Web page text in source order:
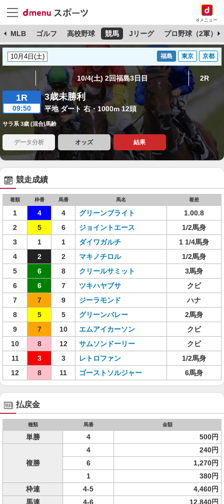
dメニュー
MLB ゴルフ 高校野球 競馬 Jリーグ プロ野球（2軍）
福島 東京 京都
10/4(土) 2回福島3日目 2R
1R
09:50
3歳未勝利
平地 ダート 右・1000m 12頭
サラ系 3歳 (混合)馬齢
データ分析 オッズ 結果
競走成績
着順 枠番 馬番 馬名 着差
1 4 4 グリーンブライト
1.00.8
2
5 6 ジョイントエース
1/2馬身
3
1 1 ダイワガルチ
1 1/4馬身
4
2 2 マキノチロル
1/2馬身
5
6 8 クリールサミット
3馬身
6
6 7 ツキハヤブサ
クビ
7
7 9 ジーラモンド
ハナ
8
5 5 グリーンバレー
2馬身
9
7 10 エムアイカーソン
クビ
10
8 12 サムソンドーリー
クビ
11
3 3 レトロファン
1/2馬身
12
8 11 ゴーストソルジャー 6馬身
払戻金
種類 馬番 金額
単勝 4 500円
複勝
4
240円
6
1,270円
1
380円
枠連
4-5
4,460円
馬連
4-6 12,840円